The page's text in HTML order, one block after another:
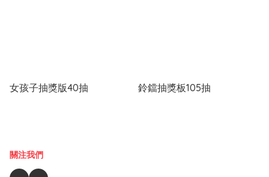
女孩子抽獎版40抽 鈴鐺抽獎板105抽
關注我們